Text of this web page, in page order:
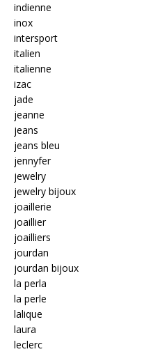
indienne
inox
intersport
italien
italienne
izac
jade
jeanne
jeans
jeans bleu
jennyfer
jewelry
jewelry bijoux
joaillerie
joaillier
joailliers
jourdan
jourdan bijoux
la perla
la perle
lalique
laura
leclerc